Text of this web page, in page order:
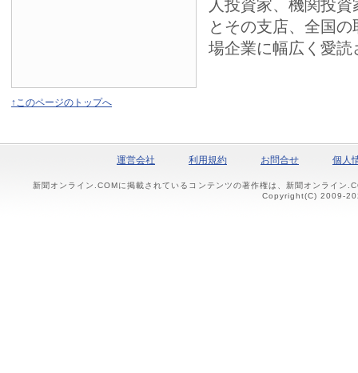
人投資家、機関投
とその支店、全国
場企業に幅広く愛読
↑このページのトップへ
運営会社 利用規約 お問合せ 個人
新聞オンライン.COMに掲載されているコンテンツの著作権は、新聞オンライン
Copyright(C) 2009-